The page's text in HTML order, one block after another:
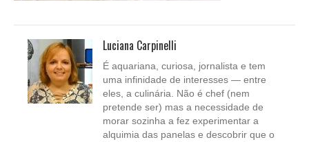
Luciana Carpinelli
É aquariana, curiosa, jornalista e tem
uma infinidade de interesses — entre
eles, a culinária. Não é chef (nem
pretende ser) mas a necessidade de
morar sozinha a fez experimentar a
alquimia das panelas e descobrir que o